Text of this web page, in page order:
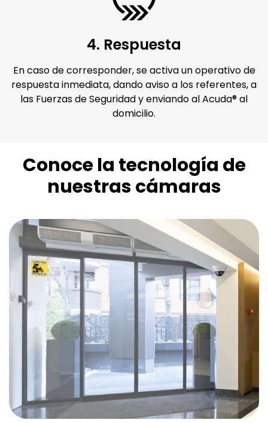
4. Respuesta
En caso de corresponder, se activa un operativo de
respuesta inmediata, dando aviso a los referentes, a
las Fuerzas de Seguridad y enviando al Acuda® al
domicilio.
Conoce la tecnología de
nuestras cámaras